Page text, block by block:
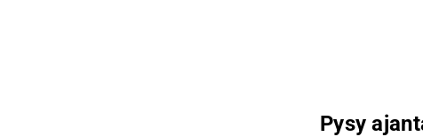
Pysy